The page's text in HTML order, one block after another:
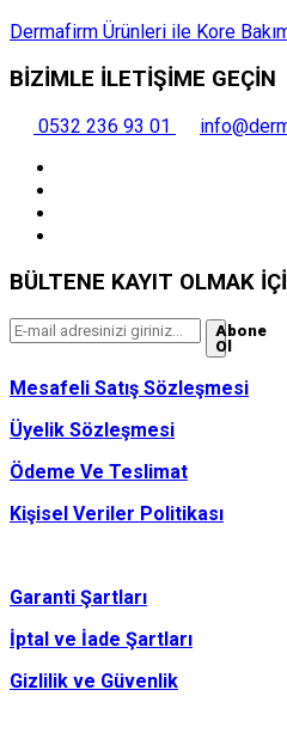
Dermafirm Ürünleri ile Kore
BİZİMLE İLETİŞİME GEÇİN
0532 236 93 01
BÜLTENE KAYIT OLMAK
Abone
Ol
Mesafeli Satış Sözleşmesi
Üyelik Sözleşmesi
Ödeme Ve Teslimat
Kişisel Veriler Politikası
Garanti Şartları
İptal ve İade Şartları
Gizlilik ve Güvenlik